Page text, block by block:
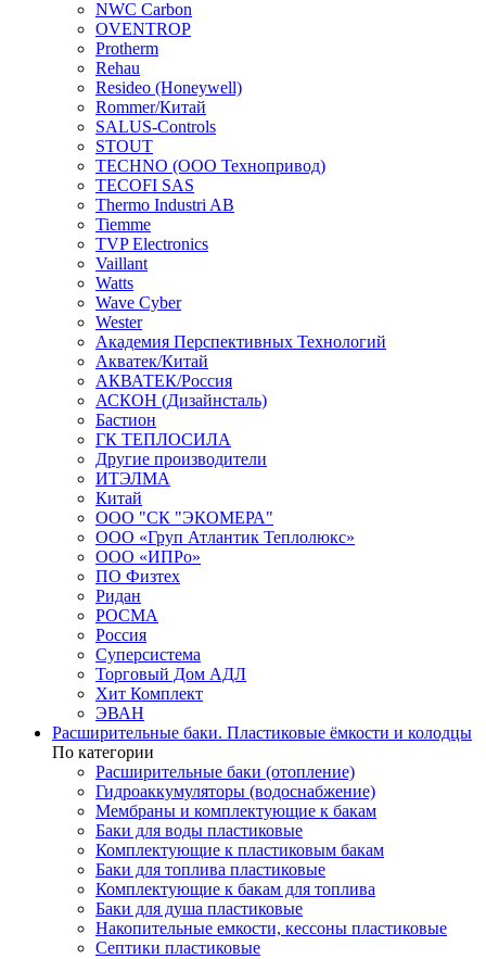
NWC Carbon
OVENTROP
Protherm
Rehau
Resideo (Honeywell)
Rommer/Китай
SALUS-Controls
STOUT
TECHNO (ООО Технопривод)
TECOFI SAS
Thermo Industri AB
Tiemme
TVP Electronics
Vaillant
Watts
Wave Cyber
Wester
Академия Перспективных Технологий
Акватек/Китай
АКВАТЕК/Россия
АСКОН (Дизайнсталь)
Бастион
ГК ТЕПЛОСИЛА
Другие производители
ИТЭЛМА
Китай
ООО "СК "ЭКОМЕРА"
ООО «Груп Атлантик Теплолюкс»
ООО «ИПРо»
ПО Физтех
Ридан
РОСМА
Россия
Суперсистема
Торговый Дом АДЛ
Хит Комплект
ЭВАН
Расширительные баки. Пластиковые ёмкости и колодцы
По категории
Расширительные баки (отопление)
Гидроаккумуляторы (водоснабжение)
Мембраны и комплектующие к бакам
Баки для воды пластиковые
Комплектующие к пластиковым бакам
Баки для топлива пластиковые
Комплектующие к бакам для топлива
Баки для душа пластиковые
Накопительные емкости, кессоны пластиковые
Септики пластиковые